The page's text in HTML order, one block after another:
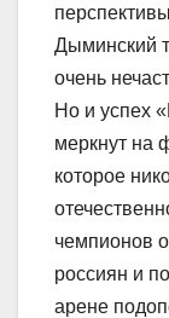
Дыминский
очень
Но и успех
меркнут на
которое
чемпионов
россиян и
арене